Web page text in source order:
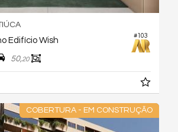
#103
Edifício Wish
50,20
COBERTURA - EM CONSTRUÇÃO